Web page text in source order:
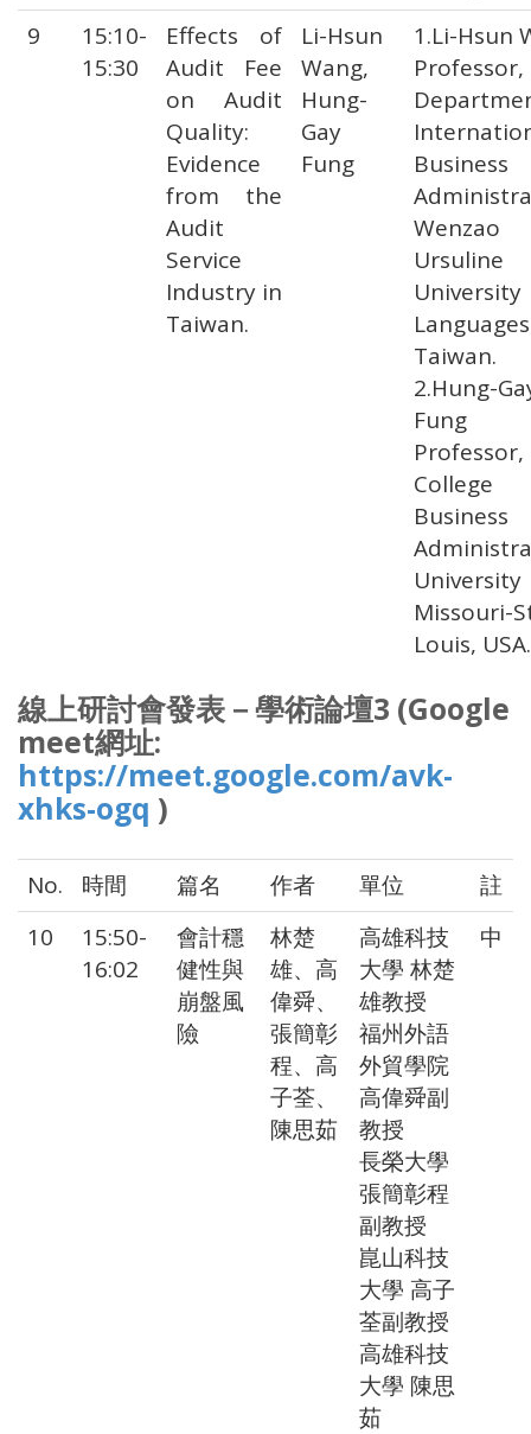
9
15:10-
15:30
Effects of
Audit Fee
on Audit
Quality:
Evidence
from the
Audit
Service
Industry in
Taiwan.
Li-Hsun
Wang,
Hung-
Gay
Fung
1.Li-Hsun
Professor,
Business
Wenzao
Ursuline
Taiwan.
2.Hung-
Fung
Professor,
Business
Missouri-
Louis, USA.
線上研討會發表－學術論壇3 (Google
meet網址:
https://meet.google.com/avk-
xhks-ogq )
No. 時間 篇名 作者 單位
註
10
15:50-
16:02
會計穩
健性與
崩盤風
險
林楚
雄、高
偉舜、
張簡彰
程、高
子荃、
陳思茹
高雄科技
大學 林楚
雄教授
福州外語
外貿學院
高偉舜副
教授
長榮大學
張簡彰程
副教授
崑山科技
大學 高子
荃副教授
高雄科技
大學 陳思
茹
中